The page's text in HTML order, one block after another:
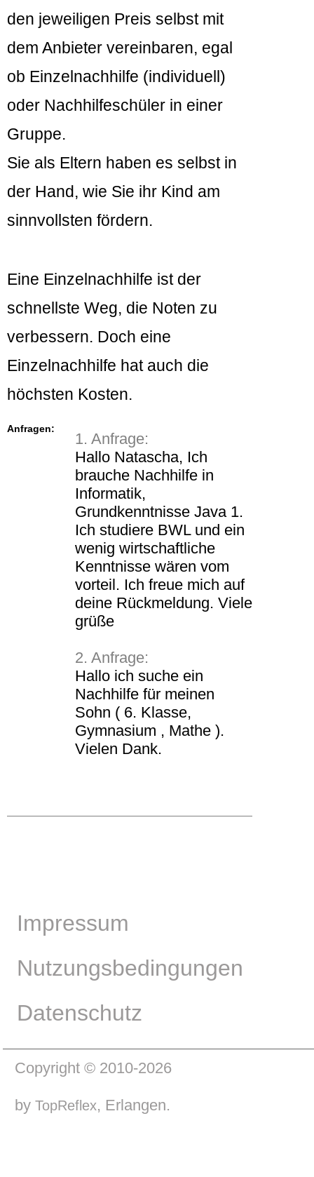
den jeweiligen Preis selbst mit
dem Anbieter vereinbaren, egal
ob Einzelnachhilfe (individuell)
oder Nachhilfeschüler in einer
Gruppe.
Sie als Eltern haben es selbst in
der Hand, wie Sie ihr Kind am
sinnvollsten fördern.
Eine Einzelnachhilfe ist der
schnellste Weg, die Noten zu
verbessern. Doch eine
Einzelnachhilfe hat auch die
höchsten Kosten.
Anfragen:
1. Anfrage:
Hallo Natascha, Ich
brauche Nachhilfe in
Informatik,
Grundkenntnisse Java 1.
Ich studiere BWL und ein
wenig wirtschaftliche
Kenntnisse wären vom
vorteil. Ich freue mich auf
deine Rückmeldung. Viele
grüße
2. Anfrage:
Hallo ich suche ein
Nachhilfe für meinen
Sohn ( 6. Klasse,
Gymnasium , Mathe ).
Vielen Dank.
Impressum
Nutzungsbedingungen
Datenschutz
Copyright © 2010-2026
by TopReflex, Erlangen.